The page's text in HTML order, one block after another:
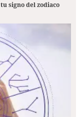
signo del zodiaco